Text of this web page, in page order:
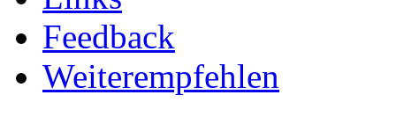
Feedback
Weiterempfehlen